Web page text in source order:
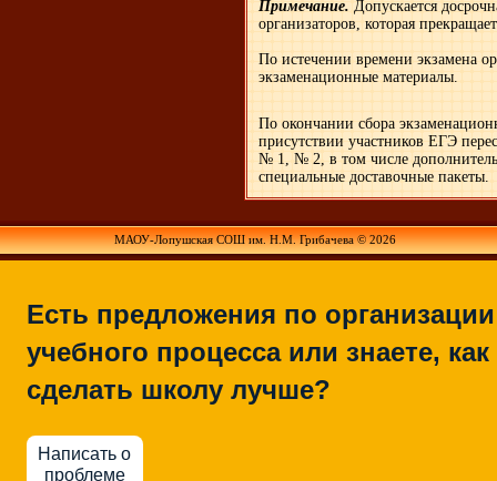
Примечание. Допускается
организаторов, которая
По истечении времени экзамена
экзаменационные материалы.
По окончании сбора
присутствии участников ЕГЭ
№ 1, № 2, в том числе
специальные доставочные пакеты.
МАОУ-Лопушская СОШ им. Н.М. Грибачева © 2026
Есть предложения по организации
учебного процесса или знаете, как
сделать школу лучше?
Написать о
проблеме